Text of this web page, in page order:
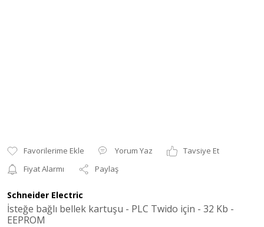
Yorum Yaz
Tavsiye Et
Fiyat Alarmı
Paylaş
Schneider Electric
İsteğe bağlı bellek kartuşu - PLC Twido için - 32 Kb -
EEPROM